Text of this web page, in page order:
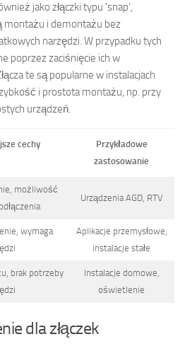
jako złączki typu 'snap’,
montażu i demontażu bez
narzędzi. W przypadku tych
poprzez zaciśnięcie ich w
te są popularne w instalacjach
i prostota montażu, np. przy
urządzeń.
cechy
Przykładowe
zastosowanie
możliwość
Urządzenia AGD, RTV
wymaga
Aplikacje przemysłowe,
instalacje stałe
brak potrzeby
Instalacje domowe,
oświetlenie
dla złączek